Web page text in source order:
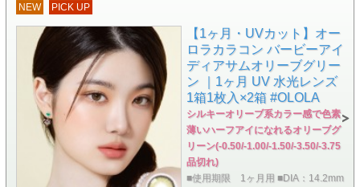
NEW PICK UP
【1ヶ月・UVカット】オー
ロラカラコン バービーアイ
ディアサムオリーブグリー
ン ｜1ヶ月 UV 水光レンズ
1箱1枚入×2箱 #OLOLA
シルキーオリーブ系カラー感で色素
薄いハーフアイになれるオリーブグ
リーン(-0.50/-1.00/-1.50/-3.50/-3.75
品切れ)
■使用期限 1ヶ月用 ■DIA：14.2mm